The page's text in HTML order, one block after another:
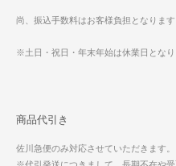
尚、振込手数料はお客様負担となります
※土日・祝日・年末年始は休業日となり
商品代引き
佐川急便のみ対応させていただきます。
※代引発送につきまして、長期不在や